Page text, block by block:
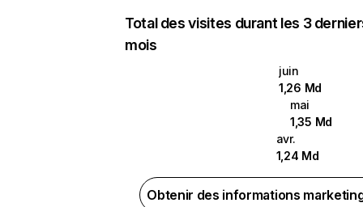
Total des visites durant les 3
mois
juin
1,26 Md
mai
1,35 Md
avr.
1,24 Md
Obtenir des informations